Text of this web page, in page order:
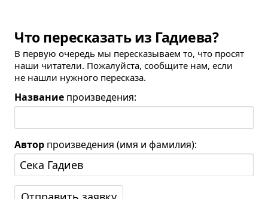
Что пересказать из Гадиева?
В первую очередь мы пересказываем то, что просят
наши читатели. Пожалуйста, сообщите нам, если
не нашли нужного пересказа.
Название произведения:
Автор произведения (имя и фамилия):